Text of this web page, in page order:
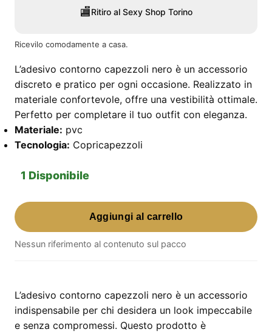
🏬Ritiro al Sexy Shop Torino
Ricevilo comodamente a casa.
L’adesivo contorno capezzoli nero è un accessorio
discreto e pratico per ogni occasione. Realizzato in
materiale confortevole, offre una vestibilità ottimale.
Perfetto per completare il tuo outfit con eleganza.
Materiale: pvc
Tecnologia: Copricapezzoli
1 Disponibile
Adesivo
Contorno
Capezzoli
Nero
Unica
quantità
Aggiungi al carrello
Nessun riferimento al contenuto sul pacco
L’adesivo contorno capezzoli nero è un accessorio
indispensabile per chi desidera un look impeccabile
e senza compromessi. Questo prodotto è